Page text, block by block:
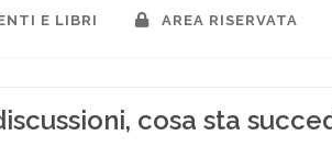
E LIBRI AREA RISERVATA
cosa sta